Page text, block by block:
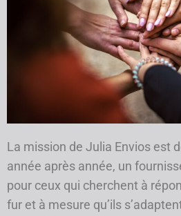
La mission de Julia Envios est
année après année, un
pour ceux qui cherchent à
fur et à mesure qu’ils